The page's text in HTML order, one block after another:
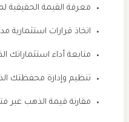
معرفة القيمة الحقيقية
اتخاذ قرارات استثمارية
متابعة أداء استثماراتك
تنظيم وإدارة محفظتك
مقارنة قيمة الذهب عبر